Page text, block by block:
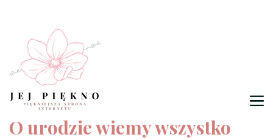
O urodzie wiemy wszystko